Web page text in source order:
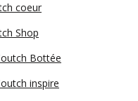
coeur
Shop
Bottée
inspire